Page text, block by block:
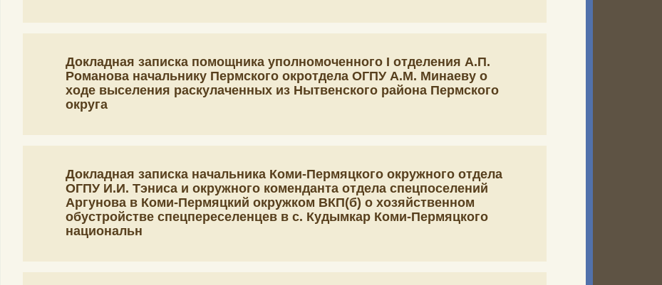
Докладная записка помощника уполномоченного I отделения А.П.
Романова начальнику Пермского окротдела ОГПУ А.М. Минаеву о
ходе выселения раскулаченных из Нытвенского района Пермского
округа
Докладная записка начальника Коми-Пермяцкого окружного отдела
ОГПУ И.И. Тэниса и окружного коменданта отдела спецпоселений
Аргунова в Коми-Пермяцкий окружком ВКП(б) о хозяйственном
обустройстве спецпереселенцев в с. Кудымкар Коми-Пермяцкого
национальн